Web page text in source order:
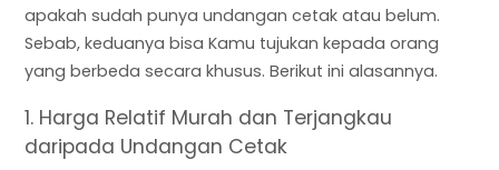
apakah sudah punya undangan cetak atau belum.
Sebab, keduanya bisa Kamu tujukan kepada orang
yang berbeda secara khusus. Berikut ini alasannya.
1. Harga Relatif Murah dan Terjangkau
daripada Undangan Cetak